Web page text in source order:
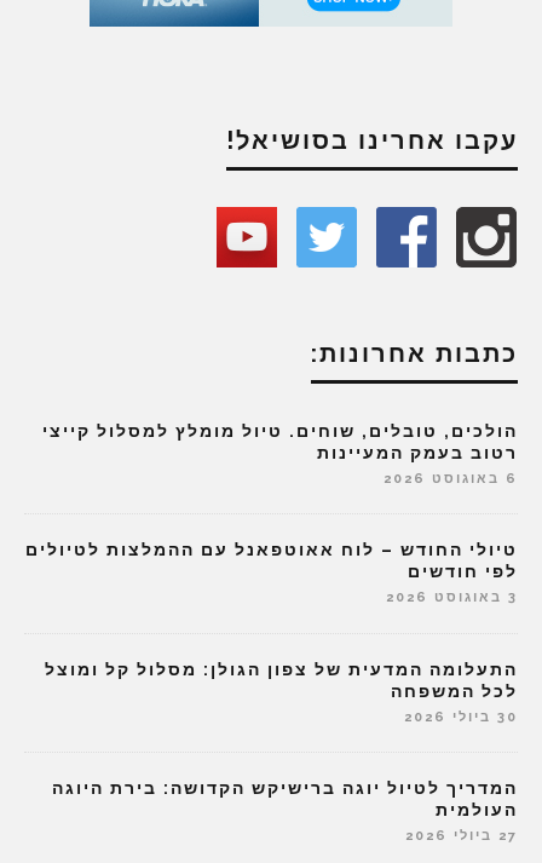
עקבו אחרינו בסושיאל!
כתבות אחרונות:
הולכים, טובלים, שוחים. טיול מומלץ למסלול קייצי
רטוב בעמק המעיינות
6 באוגוסט 2026
טיולי החודש – לוח אאוטפאנל עם ההמלצות לטיולים
לפי חודשים
3 באוגוסט 2026
התעלומה המדעית של צפון הגולן: מסלול קל ומוצל
לכל המשפחה
30 ביולי 2026
המדריך לטיול יוגה ברישיקש הקדושה: בירת היוגה
העולמית
27 ביולי 2026